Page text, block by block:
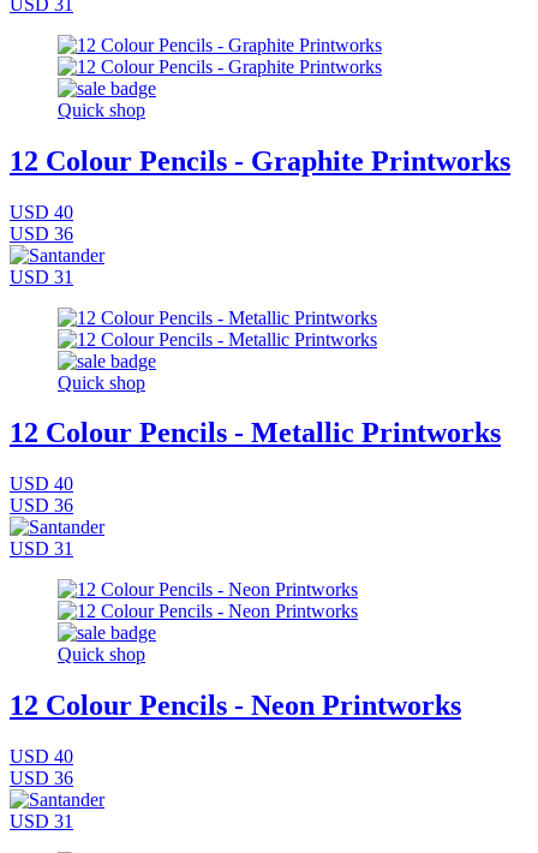
Quick shop
12 Colour Pencils - Graphite Printworks
USD 40
USD 36
USD 31
Quick shop
12 Colour Pencils - Metallic Printworks
USD 40
USD 36
USD 31
Quick shop
12 Colour Pencils - Neon Printworks
USD 40
USD 36
USD 31